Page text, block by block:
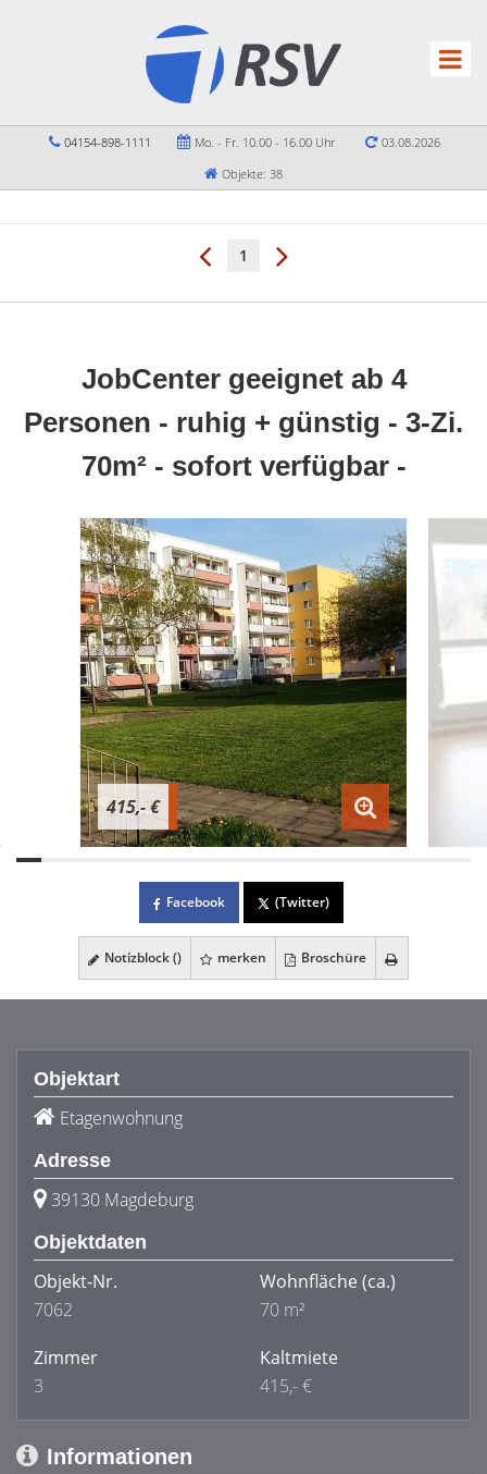
04154-898-1111 Mo. - Fr. 10.00 - 16.00 Uhr
03.08.2026
Objekte: 38
1
JobCenter geeignet ab 4
Personen - ruhig + günstig - 3-Zi.
70m² - sofort verfügbar -
415,- €
Facebook (Twitter)
Notizblock () merken Broschüre
Objektart
Etagenwohnung
Adresse
39130 Magdeburg
Objektdaten
Objekt-Nr.
7062
Wohnfläche (ca.)
70 m²
Zimmer
3
Kaltmiete
415,- €
Informationen